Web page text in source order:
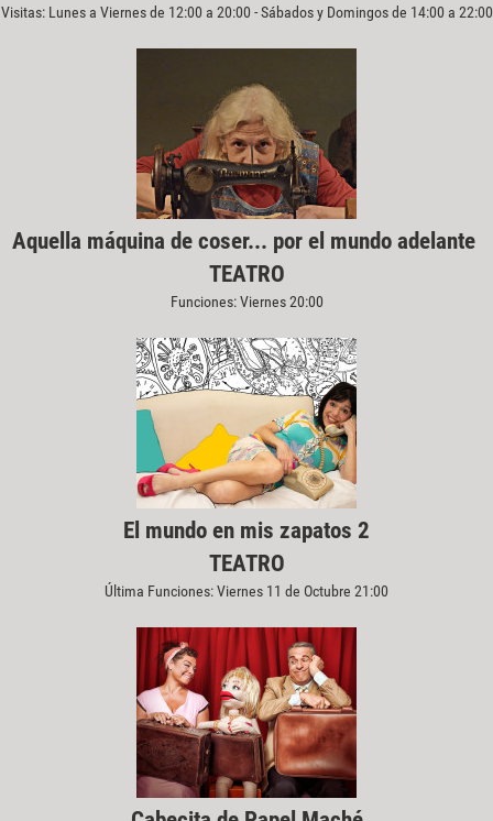
Visitas: Lunes a Viernes de 12:00 a 20:00 - Sábados y Domingos de 14:00 a 22:00
Aquella máquina de coser... por el mundo adelante
TEATRO
Funciones: Viernes 20:00
El mundo en mis zapatos 2
TEATRO
Última Funciones: Viernes 11 de Octubre 21:00